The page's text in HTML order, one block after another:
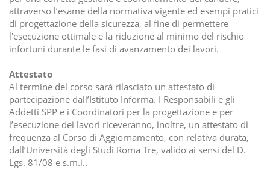
attraverso l’esame della normativa vigente ed esempi pratici
di progettazione della sicurezza, al fine di permettere
l'esecuzione ottimale e la riduzione al minimo del rischio
infortuni durante le fasi di avanzamento dei lavori.
Attestato
Al termine del corso sarà rilasciato un attestato di
partecipazione dall’Istituto Informa. I Responsabili e gli
Addetti SPP e i Coordinatori per la progettazione e per
l’esecuzione dei lavori riceveranno, inoltre, un attestato di
frequenza al Corso di Aggiornamento, con relativa durata,
dall’Università degli Studi Roma Tre, valido ai sensi del D.
Lgs. 81/08 e s.m.i..